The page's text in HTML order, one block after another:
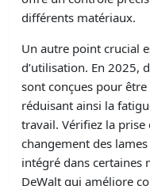
différents matériaux.
Un autre point crucial
d’utilisation. En 2025,
sont conçues pour
réduisant ainsi la
travail. Vérifiez la prise
changement des
intégré dans certaines
DeWalt qui améliore